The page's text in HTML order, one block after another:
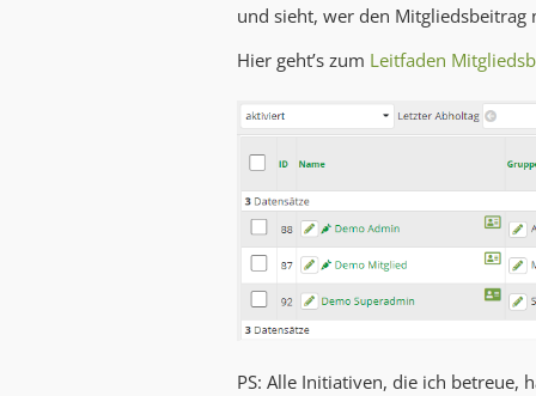
und sieht, wer den Mitgliedsbeitrag
Hier geht’s zum Leitfaden
PS: Alle Initiativen, die ich betreue,